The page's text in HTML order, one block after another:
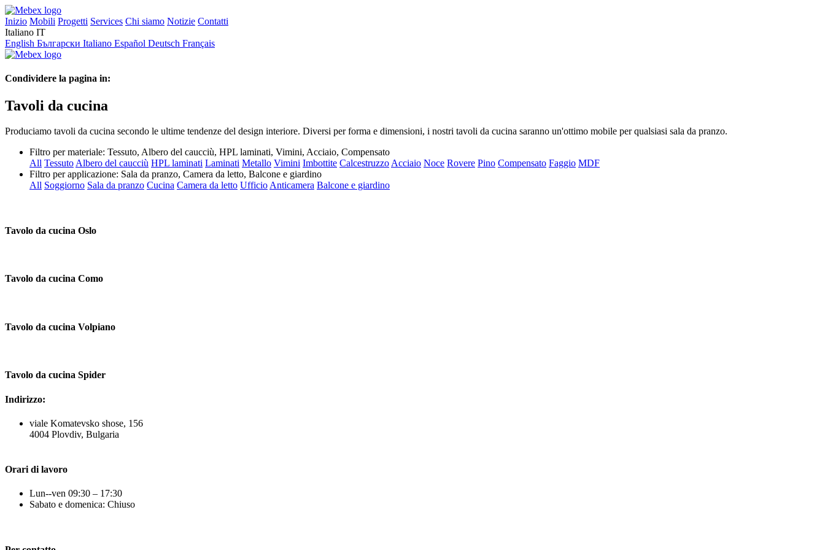
Inizio Mobili Progetti Services Chi siamo Notizie Contatti
Italiano IT
English Български Italiano Español Deutsch Français
Condividere la pagina in:
Tavoli da cucina
Produciamo tavoli da cucina secondo le ultime tendenze del design interiore. Diversi per forma e dimensioni, i nostri tavoli da cucina saranno un'ottimo mobile per qualsiasi sala da pranzo.
Filtro per materiale: Tessuto, Albero del caucciù, HPL laminati, Vimini, Acciaio, Compensato
All TessutoAlbero del caucciù HPL laminati Laminati Metallo Vimini Imbottite CalcestruzzoAcciaio Noce Rovere Pino Compensato Faggio MDF
Filtro per applicazione: Sala da pranzo, Camera da letto, Balcone e giardino
All Soggiorno Sala da pranzo Cucina Camera da letto UfficioAnticamera Balcone e giardino
Tavolo da cucina Oslo
Tavolo da cucina Como
Tavolo da cucina Volpiano
Tavolo da cucina Spider
Indirizzo:
viale Komatevsko shose, 156
4004 Plovdiv, Bulgaria
Orari di lavoro
Lun--ven 09:30 – 17:30
Sabato e domenica: Chiuso